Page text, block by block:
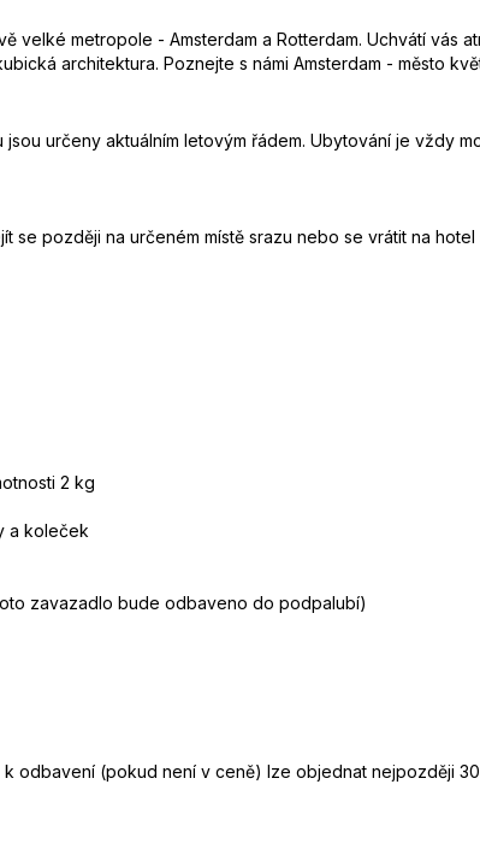
metropole - Amsterdam a Rotterdam. Uchvátí vás
architektura. Poznejte s námi Amsterdam - město
určeny aktuálním letovým řádem. Ubytování je vždy
později na určeném místě srazu nebo se vrátit na hotel
2 kg
a koleček
zavazadlo bude odbaveno do podpalubí)
odbavení (pokud není v ceně) lze objednat nejpozději